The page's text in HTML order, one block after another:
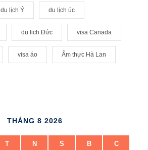
du lịch Ý du lịch úc
du lịch Đức visa Canada
visa áo Ẩm thực Hà Lan
THÁNG 8 2026
T N S B C